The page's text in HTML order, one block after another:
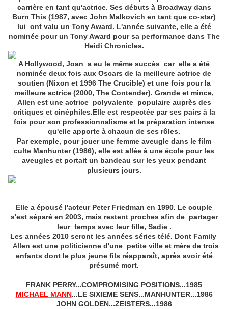
carrière en tant qu'actrice. Ses débuts à Broadway dans
Burn This (1987, avec John Malkovich en tant que co-star)
lui ont valu un Tony Award. L'année suivante, elle a été
nominée pour un Tony Award pour sa performance dans The
Heidi Chronicles.
A Hollywood, Joan a eu le même succès car elle a été
nominée deux fois aux Oscars de la meilleure actrice de
soutien (Nixon et 1996 The Crucible) et une fois pour la
meilleure actrice (2000, The Contender). Grande et mince,
Allen est une actrice polyvalente populaire auprès des
critiques et cinéphiles.Elle est respectée par ses pairs à la
fois pour son professionnalisme et la préparation intense
qu'elle apporte à chacun de ses rôles.
Par exemple, pour jouer une femme aveugle dans le film
culte Manhunter (1986), elle est allée à une école pour les
aveugles et portait un bandeau sur les yeux pendant
plusieurs jours.
Elle a épousé l'acteur Peter Friedman en 1990. Le couple
s'est séparé en 2003, mais restent proches afin de partager
leur temps avec leur fille, Sadie .
Les années 2010 seront les années séries télé. Dont Family
: Allen est une politicienne d'une petite ville et mère de trois
enfants dont le plus jeune fils réapparaît, après avoir été
présumé mort.
FRANK PERRY...COMPROMISING POSITIONS...1985
MICHAEL MANN...LE SIXIEME SENS...MANHUNTER...1986
JOHN GOLDEN...ZEISTERS...1986